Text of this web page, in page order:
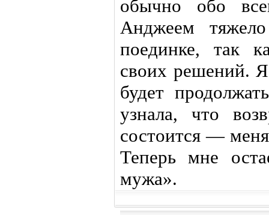
обычно обо
Анджеем
поединке, так
своих решений.
будет
узнала, что
состоится —
Теперь мне
мужа».